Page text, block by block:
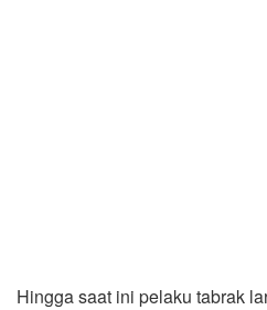
Hingga saat ini pelaku tabrak